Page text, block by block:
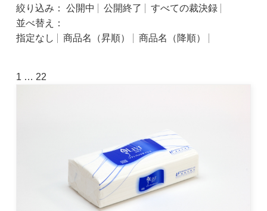
絞り込み： 公開中 公開終了
すべての裁決録
並べ替え：
指定なし
商品名（昇順） 商品名（降順）
1 … 22